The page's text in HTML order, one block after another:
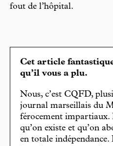
fout de l’hôpital.
Cet article
qu’il vous a plu.
Nous, c’est CQFD,
journal marseillais du
férocement impartiaux.
qu’on existe et qu’on
en totale indépendance.